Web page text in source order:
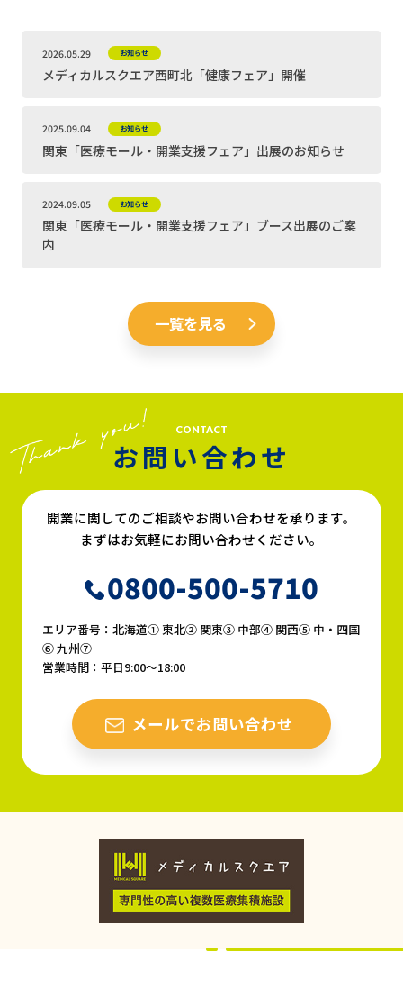
2026.05.29 お知らせ
メディカルスクエア西町北「健康フェア」開催
2025.09.04 お知らせ
関東「医療モール・開業支援フェア」出展のお知らせ
2024.09.05 お知らせ
関東「医療モール・開業支援フェア」ブース出展のご案
内
一覧を見る
CONTACT
お問い合わせ
開業に関してのご相談やお問い合わせを承ります。
まずはお気軽にお問い合わせください。
0800-500-5710
エリア番号：北海道① 東北② 関東③ 中部④ 関西⑤ 中・四国
⑥ 九州⑦
営業時間：平日9:00〜18:00
メールでお問い合わせ